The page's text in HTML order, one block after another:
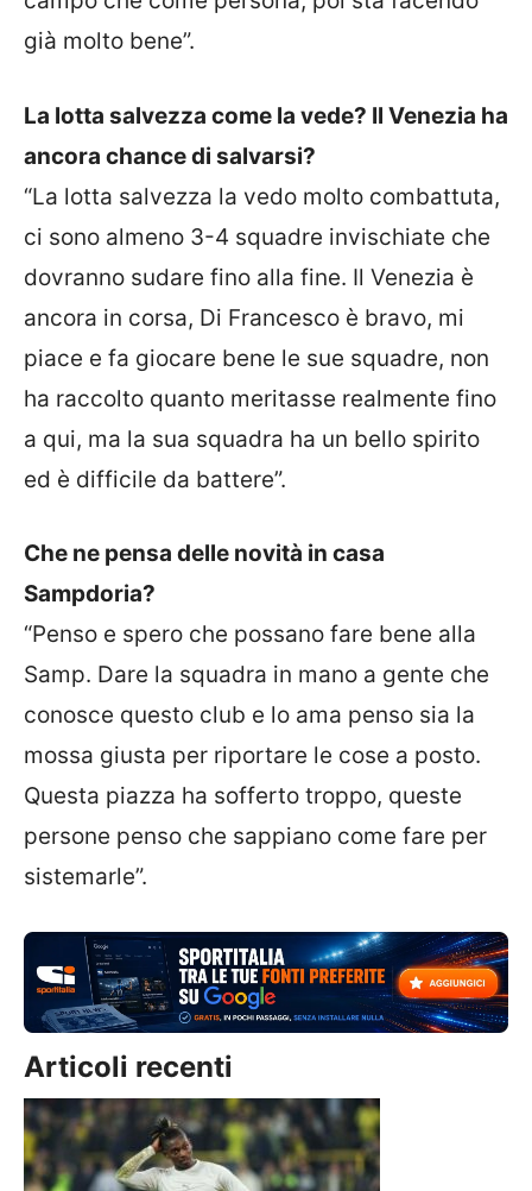
già molto bene”.
La lotta salvezza come la vede? Il Venezia ha
ancora chance di salvarsi?
“La lotta salvezza la vedo molto combattuta,
ci sono almeno 3-4 squadre invischiate che
dovranno sudare fino alla fine. Il Venezia è
ancora in corsa, Di Francesco è bravo, mi
piace e fa giocare bene le sue squadre, non
ha raccolto quanto meritasse realmente fino
a qui, ma la sua squadra ha un bello spirito
ed è difficile da battere”.
Che ne pensa delle novità in casa
Sampdoria?
“Penso e spero che possano fare bene alla
Samp. Dare la squadra in mano a gente che
conosce questo club e lo ama penso sia la
mossa giusta per riportare le cose a posto.
Questa piazza ha sofferto troppo, queste
persone penso che sappiano come fare per
sistemarle”.
Articoli recenti